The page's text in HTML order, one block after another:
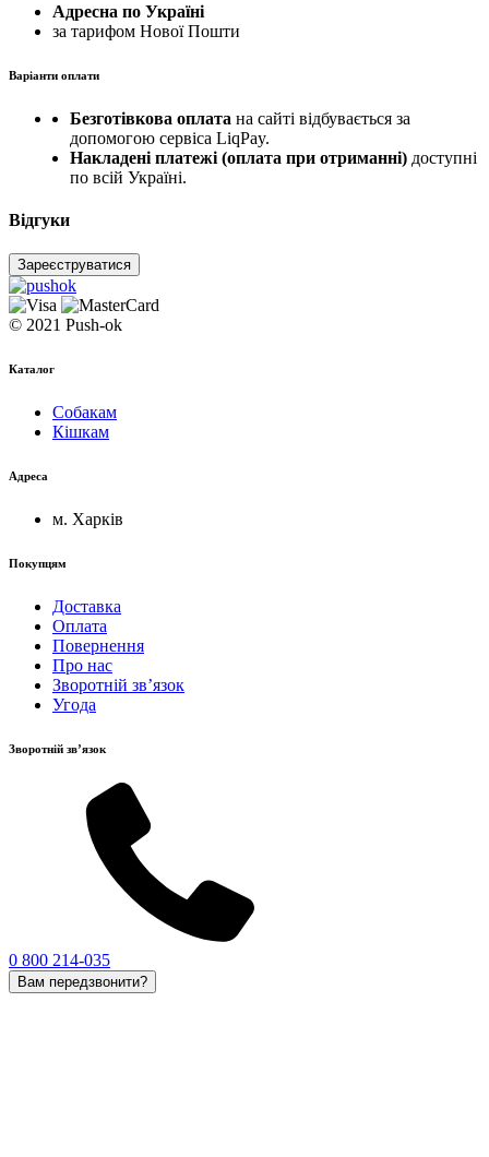
Адресна по Україні
за тарифом Нової Пошти
Варіанти оплати
Безготівкова оплата на сайті відбувається за
допомогою сервіса LiqPay.
Накладені платежі (оплата при отриманні) доступні
по всій Україні.
Відгуки
Зареєструватися
© 2021 Push-ok
Каталог
Собакам
Кішкам
Адреса
м. Харків
Покупцям
Доставка
Оплата
Повернення
Про нас
Зворотній зв’язок
Угода
Зворотній зв’язок
0 800 214-035
Вам передзвонити?